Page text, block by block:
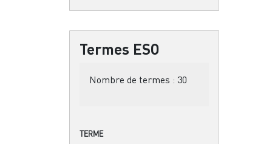
Termes ESO
Nombre de termes : 30
TERME